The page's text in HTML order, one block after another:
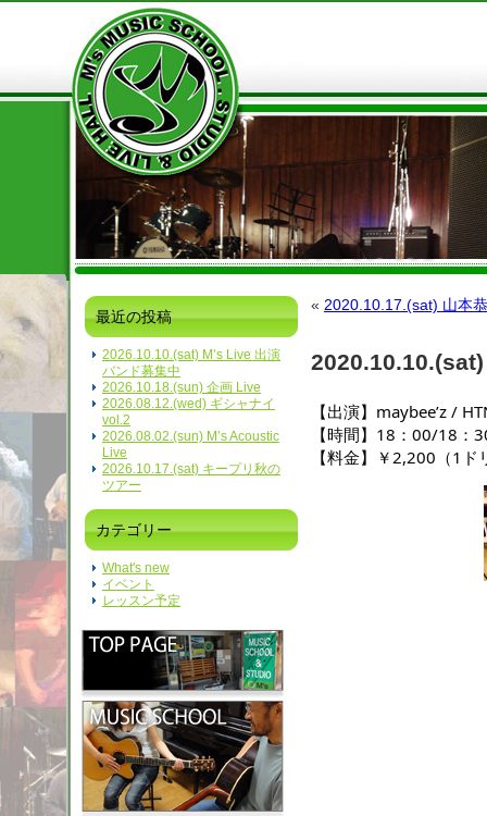
最近の投稿
2026.10.10.(sat) M’s Live 出演
バンド募集中
2026.10.18.(sun) 企画 Live
2026.08.12.(wed) ギシャナイ
vol.2
2026.08.02.(sun) M’s Acoustic
Live
2026.10.17.(sat) キープリ秋の
ツアー
カテゴリー
What's new
イベント
レッスン予定
« 2020.10.17.(sat) 山本
【出演】maybee’z /
【時間】18：00/18：
【料金】￥2,200（1ド